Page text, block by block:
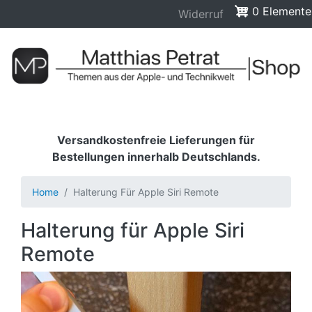
Direkt
zum
Widerruf
Widerruf 0 Elemente
Versandkostenfreie Lieferungen für
Bestellungen innerhalb Deutschlands.
Home Halterung Für Apple Siri Remote
Halterung für Apple Siri
Remote